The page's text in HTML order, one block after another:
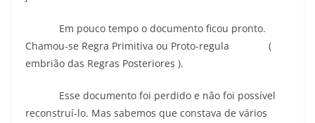
Em pouco tempo o documento ficou pronto.
Chamou-se Regra Primitiva ou Proto-regula (
embrião das Regras Posteriores ).
Esse documento foi perdido e não foi possível
reconstruí-lo. Mas sabemos que constava de vários